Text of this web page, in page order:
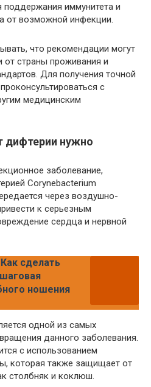
поддержания иммунитета и
от возможной инфекции.
что рекомендации могут
от страны проживания и
Для получения точной
с
медицинским
дифтерии нужно
заболевание,
Corynebacterium
через воздушно-
к серьезным
сердца и нервной
Как сделать
ношения
одной из самых
данного заболевания.
с использованием
которая также защищает от
столбняк и коклюш.